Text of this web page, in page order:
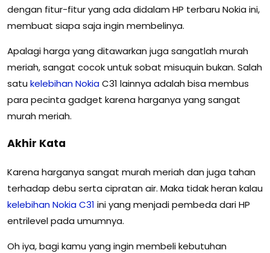
dengan fitur-fitur yang ada didalam HP terbaru Nokia ini,
membuat siapa saja ingin membelinya.
Apalagi harga yang ditawarkan juga sangatlah murah
meriah, sangat cocok untuk sobat misuquin bukan. Salah
satu kelebihanNokiaC31 lainnya adalah bisa membus
para pecinta gadget karena harganya yang sangat
murah meriah.
Akhir Kata
Karena harganya sangat murah meriah dan juga tahan
terhadap debu serta cipratan air. Maka tidak heran kalau
kelebihanNokiaC31 ini yang menjadi pembeda dari HP
entrilevel pada umumnya.
Oh iya, bagi kamu yang ingin membeli kebutuhan